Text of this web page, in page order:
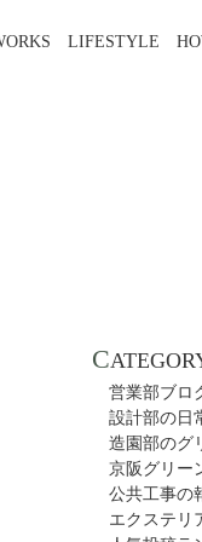
LIFESTYLE
C
営業部ブロ
設計部の日
造園部のグ
京阪グリー
公共工事の
エクステリ